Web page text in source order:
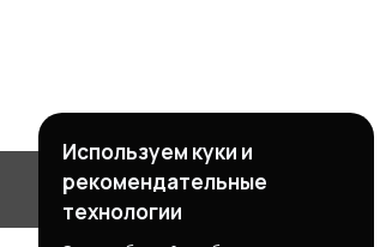
Используем куки и
рекомендательные
технологии